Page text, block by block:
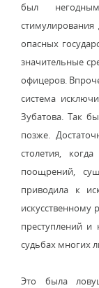
был
опасных
значительные
офицеров.
система
Зубатова. Так
позже.
столетия,
поощрений,
приводила к
искусственному
преступлений и
судьбах многих
Это была